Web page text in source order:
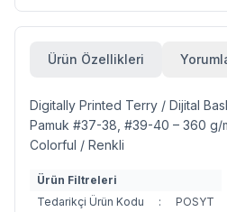
Ürün Özellikleri
Digitally Printed Terry / Dijital
Pamuk #37-38, #39-40 – 360 g/
Colorful / Renkli
Ürün Filtreleri
Tedarikçi Ürün Kodu
: POSYT